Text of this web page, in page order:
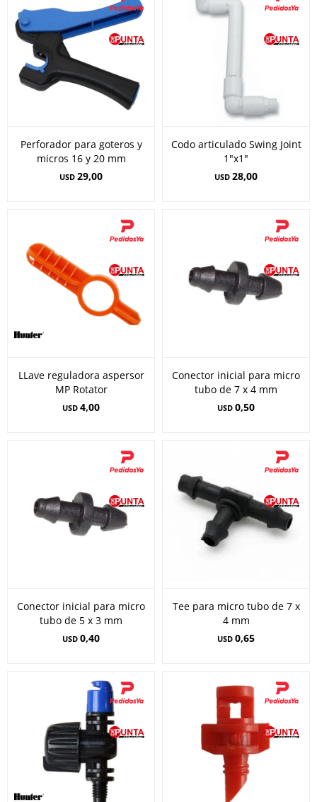
Perforador para goteros y
micros 16 y 20 mm
USD 29,00
Codo articulado Swing Joint
1"x1"
USD 28,00
LLave reguladora aspersor
MP Rotator
USD 4,00
Conector inicial para micro
tubo de 7 x 4 mm
USD 0,50
Conector inicial para micro
tubo de 5 x 3 mm
USD 0,40
Tee para micro tubo de 7 x
4 mm
USD 0,65